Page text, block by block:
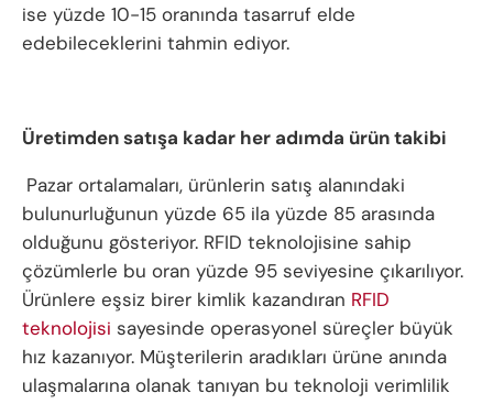
ise yüzde 10-15 oranında tasarruf elde
edebileceklerini tahmin ediyor.
Üretimden satışa kadar her adımda ürün takibi
Pazar ortalamaları, ürünlerin satış alanındaki
bulunurluğunun yüzde 65 ila yüzde 85 arasında
olduğunu gösteriyor. RFID teknolojisine sahip
çözümlerle bu oran yüzde 95 seviyesine çıkarılıyor.
Ürünlere eşsiz birer kimlik kazandıran RFID
teknolojisi sayesinde operasyonel süreçler büyük
hız kazanıyor. Müşterilerin aradıkları ürüne anında
ulaşmalarına olanak tanıyan bu teknoloji verimlilik